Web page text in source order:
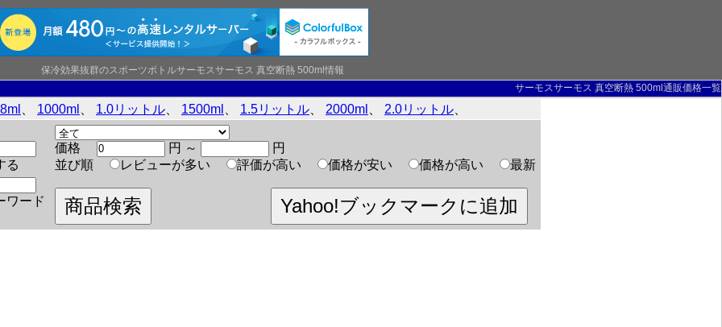
保冷効果抜群のスポーツボトルサーモスサーモス 真空断熱 500ml情報
サーモスサーモス 真空断熱 500ml通販価格一覧
1000ml 1.0リットル 1500ml 1.5リットル 2000ml 2.0リットル
る
ワード
価格 円 ～
円
並び順
レビューが多い 評価が高い 価格が安い 価格が高い 最新